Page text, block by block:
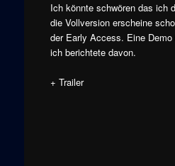
Ich könnte schwören das ich
die Vollversion erscheine
der Early Access. Eine
ich berichtete davon.
+ Trailer